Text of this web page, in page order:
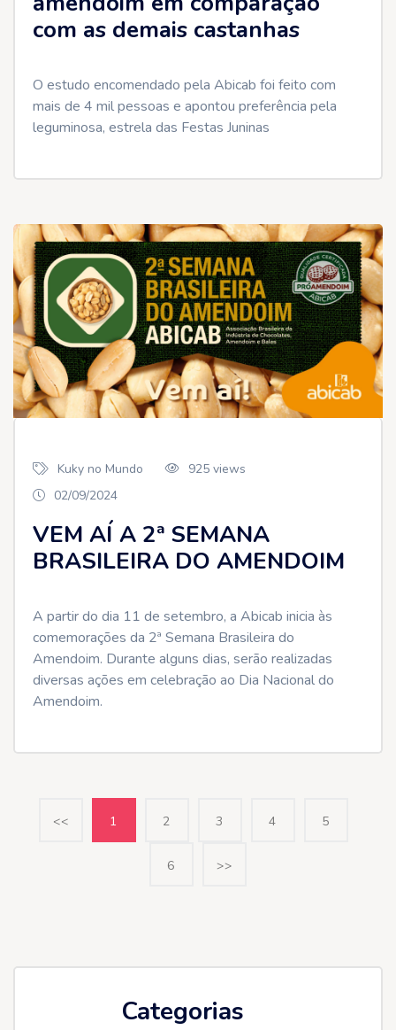
com as demais castanhas
O estudo encomendado pela Abicab foi feito com
mais de 4 mil pessoas e apontou preferência pela
leguminosa, estrela das Festas Juninas
Kuky no Mundo
925 views
02/09/2024
VEM AÍ A 2ª SEMANA
BRASILEIRA DO AMENDOIM
A partir do dia 11 de setembro, a Abicab inicia às
comemorações da 2ª Semana Brasileira do
Amendoim. Durante alguns dias, serão realizadas
diversas ações em celebração ao Dia Nacional do
Amendoim.
<< 1 2 3 4 5
6 >>
Categorias